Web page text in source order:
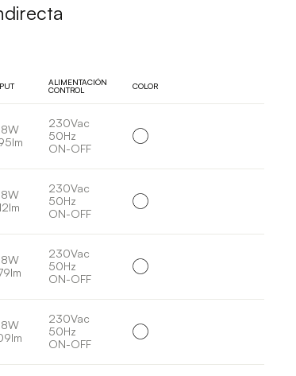
ALIMENTACIÓN
CONTROL
COLOR
230Vac
50Hz
ON-OFF
230Vac
50Hz
ON-OFF
230Vac
50Hz
ON-OFF
230Vac
50Hz
ON-OFF